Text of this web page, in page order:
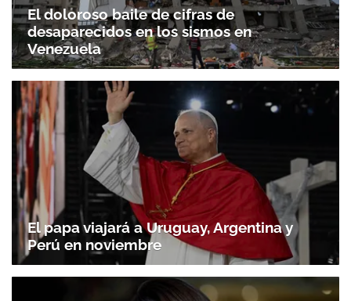
El doloroso baile de cifras de
desaparecidos en los sismos en
Venezuela
El papa viajará a Uruguay, Argentina y
Perú en noviembre